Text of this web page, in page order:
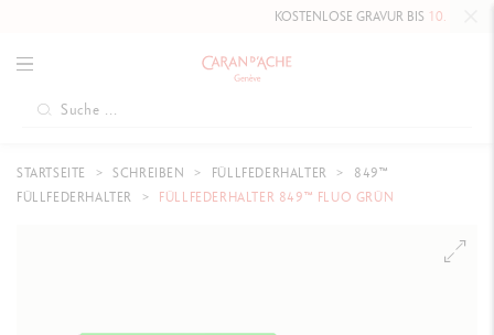
KOSTENLOSE GRAVUR BIS 10. MAI 2026
STARTSEITE SCHREIBEN FÜLLFEDERHALTER
849™
FÜLLFEDERHALTER
FÜLLFEDERHALTER 849™ FLUO GRÜN